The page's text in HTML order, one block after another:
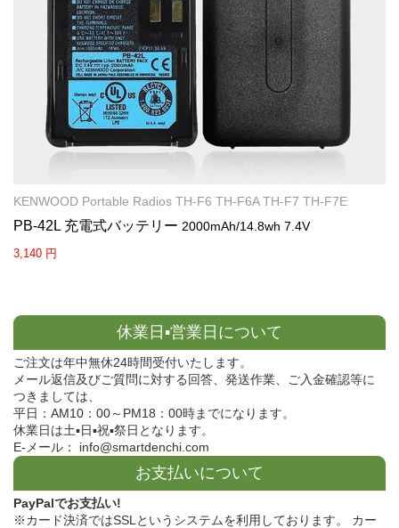
KENWOOD Portable Radios TH-F6 TH-F6A TH-F7 TH-F7E
PB-42L 充電式バッテリー 2000mAh/14.8wh 7.4V
3,140 円
休業日▪営業日について
ご注文は年中無休24時間受付いたします。
メール返信及びご質問に対する回答、発送作業、ご入金確認等に
つきましては、
平日：AM10：00～PM18：00時までになります。
休業日は土▪日▪祝▪祭日となります。
E-メール： info@smartdenchi.com
お支払いについて
PayPalでお支払い!
※カード決済ではSSLというシステムを利用しております。 カー